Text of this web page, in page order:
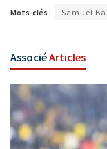
Mots-clés : Samuel
AssociéArticles